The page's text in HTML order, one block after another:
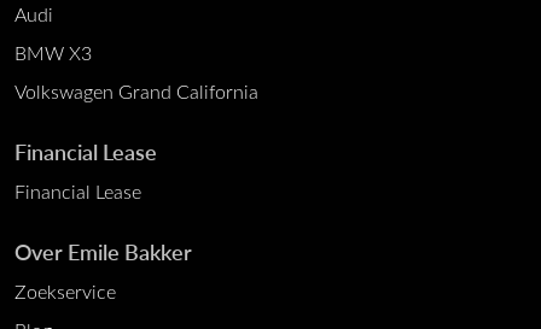
Audi
BMW X3
Volkswagen Grand California
Financial Lease
Financial Lease
Over Emile Bakker
Zoekservice